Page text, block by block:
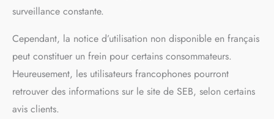
mesurer, manuel
d'utilisation REMARQUE :
N'utilisez pas d'objets
tranchants ou métalliques
dans la chambre de
surveillance constante.
Cependant, la notice d’utilisation non disponible en français
peut constituer un frein pour certains consommateurs.
Heureusement, les utilisateurs francophones pourront
retrouver des informations sur le site de SEB, selon certains
avis clients.